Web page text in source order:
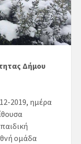
Δήμου
2019, ημέρα
ομάδα